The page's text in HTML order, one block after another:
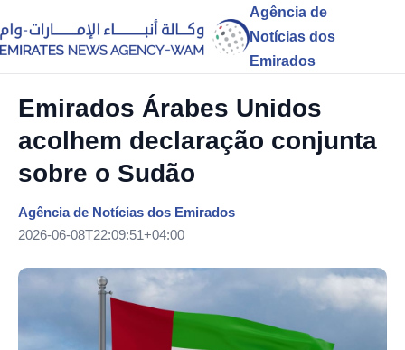
Agência de
Notícias dos
Emirados
Emirados Árabes Unidos
acolhem declaração conjunta
sobre o Sudão
Agência de Notícias dos Emirados
2026-06-08T22:09:51+04:00